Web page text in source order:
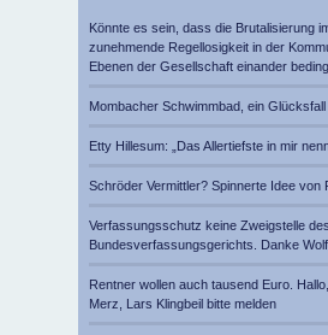
Könnte es sein, dass die Brutalisierung
zunehmende Regellosigkeit in der
Ebenen der Gesellschaft einander
Mombacher Schwimmbad, ein
Etty Hillesum: „Das Allertiefste in mir
Schröder Vermittler? Spinnerte Idee von
Verfassungsschutz keine Zweigstelle des
Bundesverfassungsgerichts. Danke
Rentner wollen auch tausend Euro.
Merz, Lars Klingbeil bitte melden